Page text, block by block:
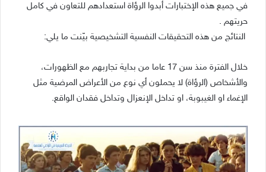
في جميع هذه الإختبارات أبدوا الرؤاة استعدادهم للتعاون في كامل
حريتهم .
النتائج من هذه التحقيقات النفسية التشخيصية بيّنت ما يلي:
خلال الفترة منذ سن 17 عاما من بداية تجاربهم مع الظهورات،
والأشخاص (الرؤاة) لا يحملون أي نوع من الأعراض المرضية مثل
الإغماء او الغيبوبة، او تداخل الإنعزال وتداخل فقدان الواقع.